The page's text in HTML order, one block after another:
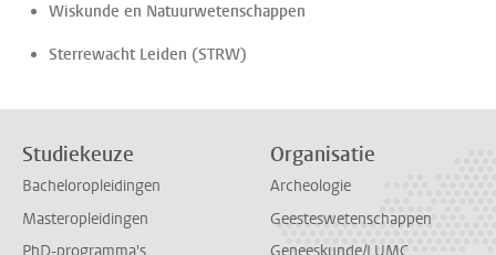
Wiskunde en Natuurwetenschappen
Sterrewacht Leiden (STRW)
Studiekeuze
Bacheloropleidingen
Masteropleidingen
Organisatie
Archeologie
Geesteswetenschappen